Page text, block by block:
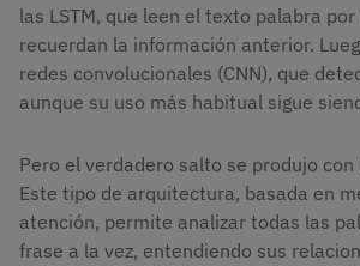
las LSTM, que leen el texto palabra
recuerdan la información anterior.
redes convolucionales (CNN), que
aunque su uso más habitual sigue
Pero el verdadero salto se produjo
Este tipo de arquitectura, basada en
atención, permite analizar todas las
frase a la vez, entendiendo sus